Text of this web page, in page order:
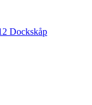
Dockskåp